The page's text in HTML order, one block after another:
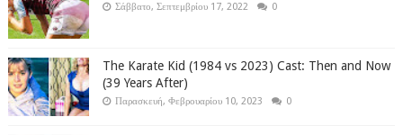
Σάββατο, Σεπτεμβρίου 17, 2022 0
The Karate Kid (1984 vs 2023) Cast: Then and Now
(39 Years After)
Παρασκευή, Φεβρουαρίου 10, 2023 0